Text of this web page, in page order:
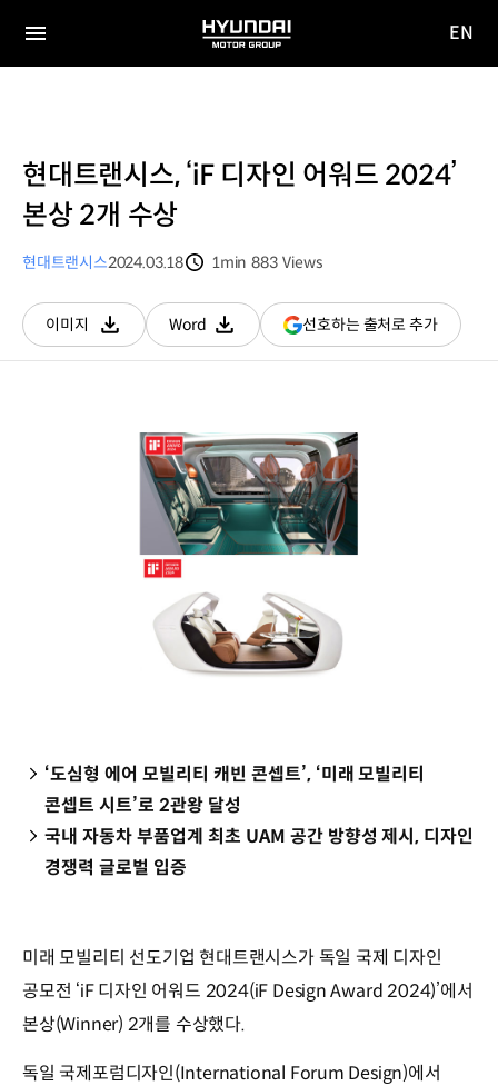
전체
HYUNDAI
MOTOR
EN
현대트랜시스, ‘iF 디자인 어워드 2024’
본상 2개 수상
현대트랜시스2024.03.18
1min 883 Views
이미지
다운로드
Word
다운로드
선호하는 출처로 추가(새
창
‘도심형 에어 모빌리티 캐빈 콘셉트’, ‘미래 모빌리티
콘셉트 시트’로 2관왕 달성
국내 자동차 부품업계 최초 UAM 공간 방향성 제시, 디자인
경쟁력 글로벌 입증
미래 모빌리티 선도기업 현대트랜시스가 독일 국제 디자인
공모전 ‘iF 디자인 어워드 2024(iF Design Award 2024)’에서
본상(Winner) 2개를 수상했다.
독일 국제포럼디자인(International Forum Design)에서